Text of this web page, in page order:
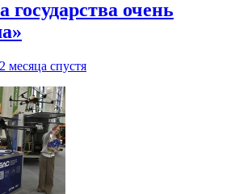
государства очень
2 месяца спустя